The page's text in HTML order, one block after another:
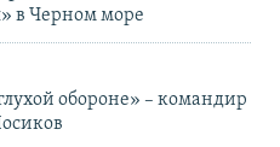
в Черном море
обороне» – командир